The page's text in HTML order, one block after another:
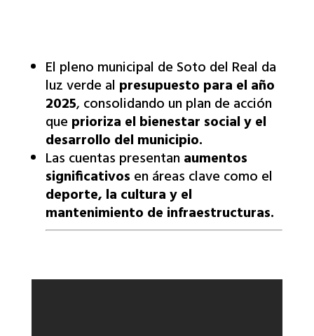
El pleno municipal de Soto del Real da
luz verde al presupuesto para el año
2025, consolidando un plan de acción
que prioriza el bienestar social y el
desarrollo del municipio.
Las cuentas presentan aumentos
significativos en áreas clave como el
deporte, la cultura y el
mantenimiento de infraestructuras.